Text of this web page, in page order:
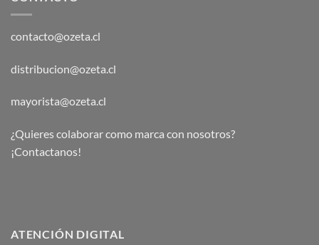
contacto@ozeta.cl
distribucion@ozeta.cl
mayorista@ozeta.cl
¿Quieres colaborar como marca con nosotros?
¡Contactanos!
ATENCIÓN DIGITAL